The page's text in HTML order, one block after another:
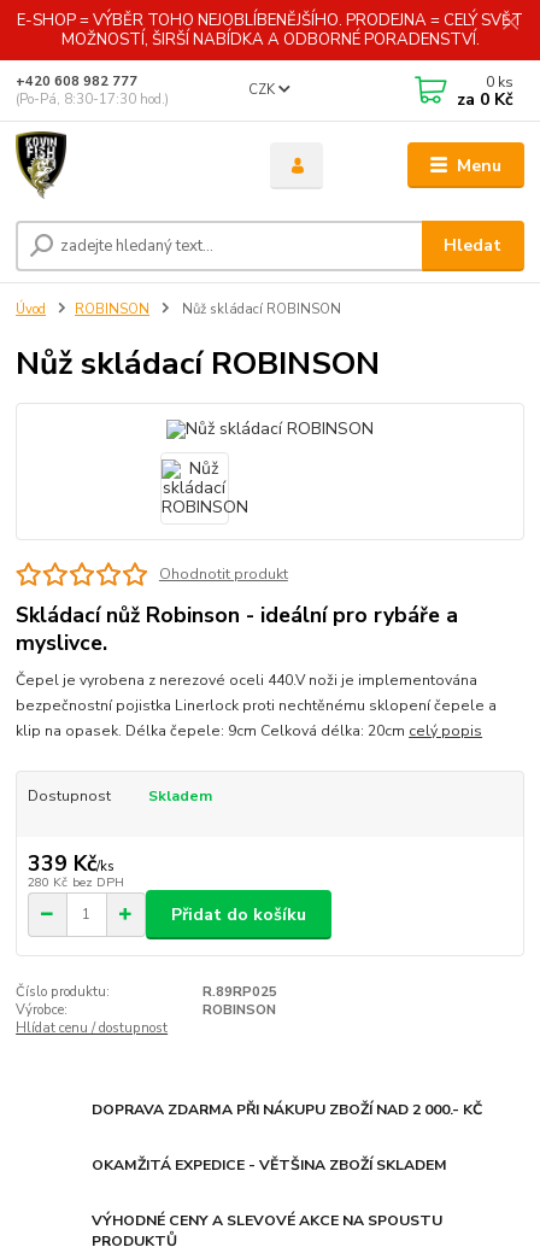
E-SHOP = VÝBĚR TOHO NEJOBLÍBENĚJŠÍHO. PRODEJNA = CELÝ SVĚT
MOŽNOSTÍ, ŠIRŠÍ NABÍDKA A ODBORNÉ PORADENSTVÍ.
Menu
CZK
Hledat
+420 608 982 777
(Po-Pá, 8:30-17:30 hod.)
0 ks
za 0 Kč
Úvod ROBINSON Nůž skládací ROBINSON
Nůž skládací ROBINSON
Ohodnotit produkt
Skládací nůž Robinson - ideální pro rybáře a
myslivce.
Čepel je vyrobena z nerezové oceli 440.V noži je implementována
bezpečnostní pojistka Linerlock proti nechtěnému sklopení čepele a
klip na opasek. Délka čepele: 9cm Celková délka: 20cm celý popis
Dostupnost Skladem
339 Kč/ks
280 Kč bez DPH
Přidat do košíku
Číslo produktu:
R.89RP025
Výrobce:
ROBINSON
Hlídat cenu / dostupnost
DOPRAVA ZDARMA PŘI NÁKUPU ZBOŽÍ NAD 2 000.- KČ
OKAMŽITÁ EXPEDICE - VĚTŠINA ZBOŽÍ SKLADEM
VÝHODNÉ CENY A SLEVOVÉ AKCE NA SPOUSTU
PRODUKTŮ